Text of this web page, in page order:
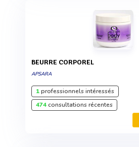
BEURRE CORPOREL
APSARA
1professionnels intéressés
474consultations récentes